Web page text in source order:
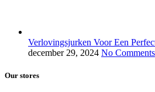
Verlovingsjurken Voor Een
december 29, 2024 No Comments
Our stores